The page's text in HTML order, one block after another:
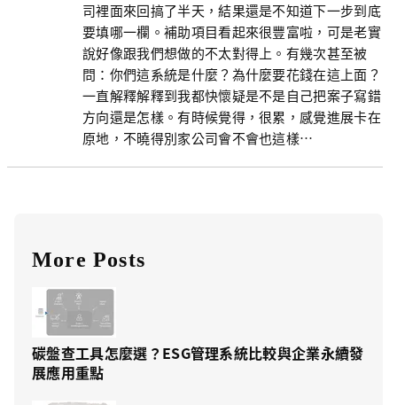
司裡面來回搞了半天，結果還是不知道下一步到底
要填哪一欄。補助項目看起來很豐富啦，可是老實
說好像跟我們想做的不太對得上。有幾次甚至被
問：你們這系統是什麼？為什麼要花錢在這上面？
一直解釋解釋到我都快懷疑是不是自己把案子寫錯
方向還是怎樣。有時候覺得，很累，感覺進展卡在
原地，不曉得別家公司會不會也這樣…
More Posts
碳盤查工具怎麼選？ESG管理系統比較與企業永續發
展應用重點